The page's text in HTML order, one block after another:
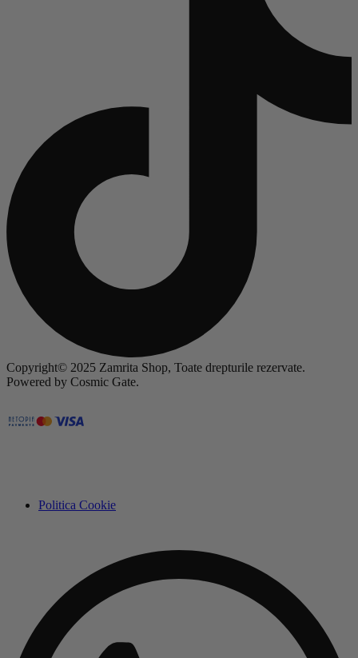
Copyright© 2025 Zamrita Shop, Toate drepturile rezervate.
Powered by Cosmic Gate.
Politica Cookie